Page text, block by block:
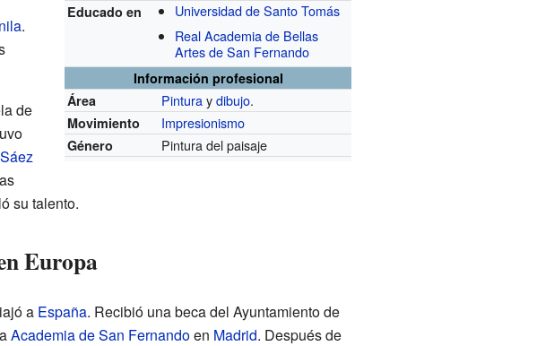
Educado en
Universidad de Santo Tomás
Real Academia de Bellas
Artes de San Fernando
Información profesional
Área
Pinturaydibujo.
Movimiento Impresionismo
Género Pintura del paisaje
.
de
su talento.
Europa
a España. Recibió una beca del Ayuntamiento de
Academia de San Fernandoen Madrid. Después de